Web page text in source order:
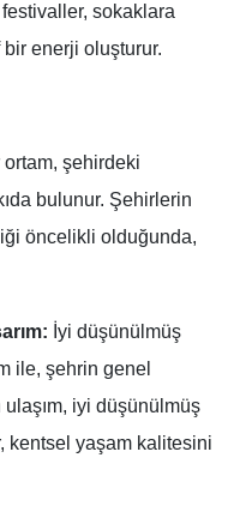
sokaklara
enerji oluşturur.
şehirdeki
bulunur. Şehirlerin
öncelikli olduğunda,
İyi düşünülmüş
ile, şehrin genel
iyi düşünülmüş
kentsel yaşam kalitesini